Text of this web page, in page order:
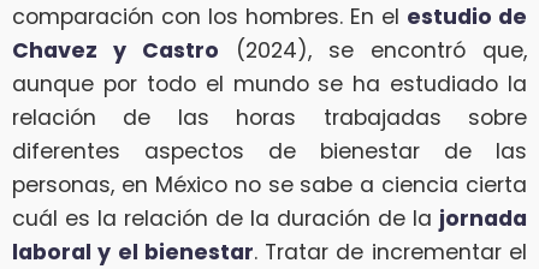
comparación con los hombres. En el estudio de
Chavez y Castro (2024), se encontró que,
aunque por todo el mundo se ha estudiado la
relación de las horas trabajadas sobre
diferentes aspectos de bienestar de las
personas, en México no se sabe a ciencia cierta
cuál es la relación de la duración de la jornada
laboral y el bienestar. Tratar de incrementar el